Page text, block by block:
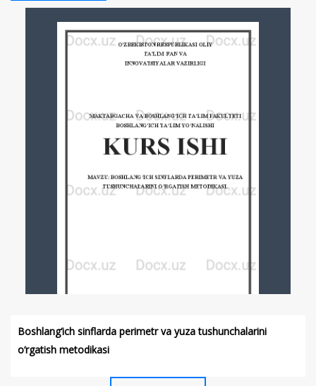
Boshlang‘ich sinflarda perimetr va yuza tushunchalarini
o‘rgatish metodikasi